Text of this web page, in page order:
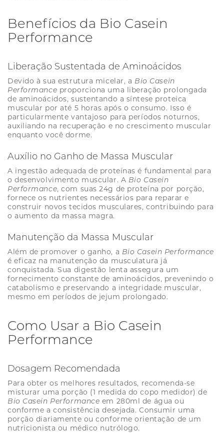
Benefícios da Bio Casein
Performance
Liberação Sustentada de Aminoácidos
Devido à sua estrutura micelar, a Bio Casein
Performance proporciona uma liberação prolongada
de aminoácidos, sustentando a síntese proteica
muscular por até 5 horas após o consumo. Isso é
particularmente vantajoso para períodos noturnos,
auxiliando na recuperação e no crescimento muscular
enquanto você dorme.
Auxílio no Ganho de Massa Muscular
A ingestão adequada de proteínas é fundamental para
o desenvolvimento muscular. A Bio Casein
Performance, com suas 24g de proteína por porção,
fornece os nutrientes necessários para reparar e
construir novos tecidos musculares, contribuindo para
o aumento da massa magra.
Manutenção da Massa Muscular
Além de promover o ganho, a Bio Casein Performance
é eficaz na manutenção da musculatura já
conquistada. Sua digestão lenta assegura um
fornecimento constante de aminoácidos, prevenindo o
catabolismo e preservando a integridade muscular,
mesmo em períodos de jejum prolongado.
Como Usar a Bio Casein
Performance
Dosagem Recomendada
Para obter os melhores resultados, recomenda-se
misturar uma porção (1 medida do copo medidor) de
Bio Casein Performance em 280ml de água ou
conforme a consistência desejada. Consumir uma
porção diariamente ou conforme orientação de um
nutricionista ou médico nutrólogo.